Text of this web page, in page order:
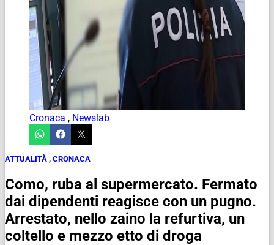
Cronaca , Newslab
ATTUALITÀ , CRONACA
Como, ruba al supermercato. Fermato
dai dipendenti reagisce con un pugno.
Arrestato, nello zaino la refurtiva, un
coltello e mezzo etto di droga